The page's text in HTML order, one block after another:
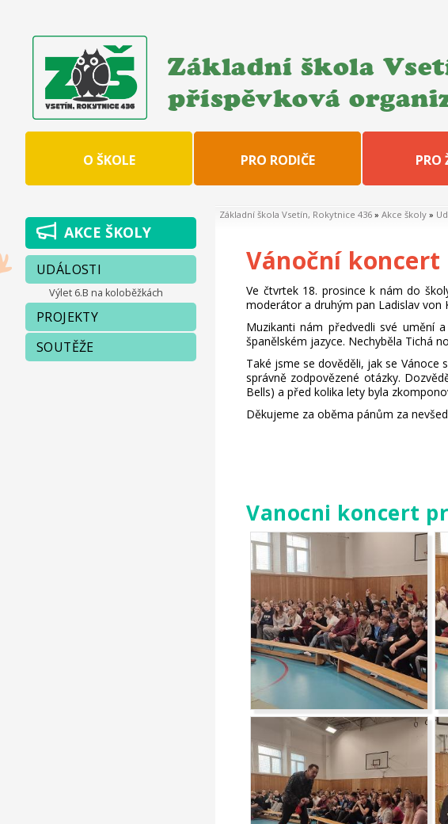
Základní škola
příspěvková
O ŠKOLE PRO RODIČE PRO
Základní škola Vsetín, Rokytnice 436 » Akce školy »
Vánoční
Ve čtvrtek 18. prosince k nám do
moderátor a druhým pan Ladislav von
Muzikanti nám předvedli své umění
španělském jazyce. Nechyběla Tichá
Také jsme se dověděli, jak se Vánoce
správně zodpovězené otázky.
Bells) a před kolika lety byla
Děkujeme za oběma pánům za
Vanocni koncert
AKCE ŠKOLY
UDÁLOSTI
Výlet 6.B na koloběžkách
PROJEKTY
SOUTĚŽE